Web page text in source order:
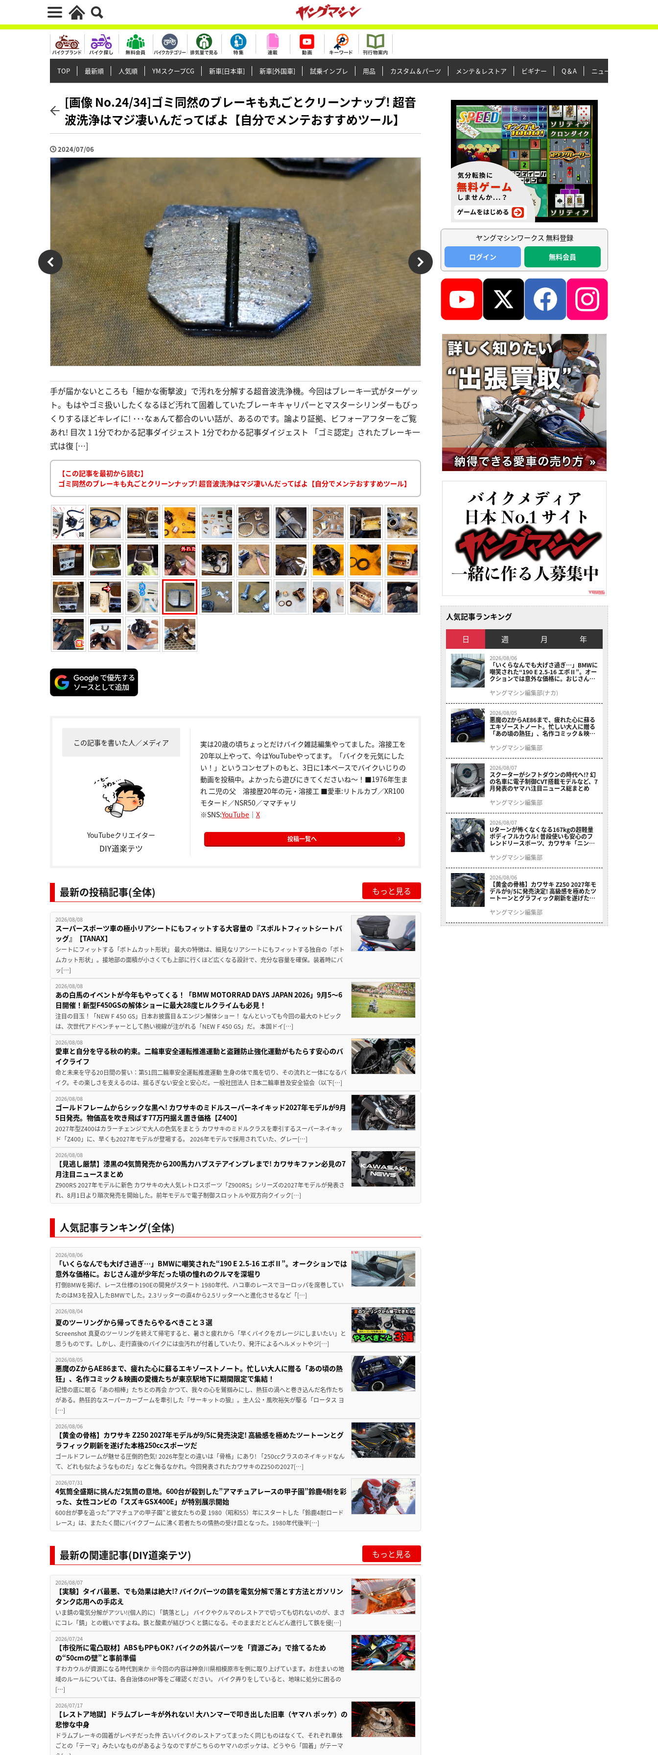
TOP 最新順 人気順 YMスクープCG 新車[日本車] 新車[外国車] 試乗インプレ 用品 カスタム＆パーツ メンテ＆レストア ビギナー Q＆A ニュース＆トピックス
[画像 No.24/34]ゴミ同然のブレーキも丸ごとクリーンナップ! 超音
波洗浄はマジ凄いんだってばよ【自分でメンテおすすめツール】
2024/07/06
手が届かないところも「細かな衝撃波」で汚れを分解する超音波洗浄機。今回はブレーキ一式がターゲッ
ト。もはやゴミ扱いしたくなるほど汚れて固着していたブレーキキャリパーとマスターシリンダーもびっ
くりするほどキレイに! ･･･なぁんて都合のいい話が、あるのです。論より証拠、ビフォーアフターをご覧
あれ! 目次 1 1分でわかる記事ダイジェスト 1分でわかる記事ダイジェスト 「ゴミ認定」されたブレーキ一
式は復 […]
【この記事を最初から読む】
ゴミ同然のブレーキも丸ごとクリーンナップ! 超音波洗浄はマジ凄いんだってばよ【自分でメンテおすすめツール】
この記事を書いた人／メディア
YouTubeクリエイター
DIY道楽テツ
実は20歳の頃ちょっとだけバイク雑誌編集やってました。溶接工を
20年以上やって、今はYouTubeやってます。「バイクを元気にした
い！」というコンセプトのもと、3日に1本ペースでバイクいじりの
動画を投稿中。よかったら遊びにきてくださいね～！■1976年生ま
れ 二児の父 溶接歴20年の元・溶接工 ■愛車:リトルカブ／XR100
モタード／NSR50／ママチャリ
※SNS:YouTube｜ X
投稿一覧へ
最新の投稿記事(全体) もっと見る
2026/08/08
スーパースポーツ車の極小リアシートにもフィットする大容量の『スポルトフィットシートバ
ッグ』【TANAX】
シートにフィットする「ボトムカット形状」 最大の特徴は、細見なリアシートにもフィットする独自の「ボト
ムカット形状」。接地部の面積が小さくても上部に行くほど広くなる設計で、充分な容量を確保。装着時にバ
ッ[…]
2026/08/08
あの白馬のイベントが今年もやってくる！「BMW MOTORRAD DAYS JAPAN 2026」9月5〜6
日開催！新型F450GSの解体ショーに最大28度ヒルクライムも必見！
注目の目玉！「NEW F 450 GS」日本お披露目＆エンジン解体ショー！ なんといっても今回の最大のトピック
は、次世代アドベンチャーとして熱い視線が注がれる「NEW F 450 GS」だ。 本国ドイ[…]
2026/08/08
愛車と自分を守る秋の約束。二輪車安全運転推進運動と盗難防止強化運動がもたらす安心のバ
イクライフ
命と未来を守る20日間の誓い：第51回二輪車安全運転推進運動 生身の体で風を切り、その流れと一体になるバ
イク。その楽しさを支えるのは、揺るぎない安全と安心だ。一般社団法人 日本二輪車普及安全協会（以下[…]
2026/08/08
ゴールドフレームからシックな黒へ! カワサキのミドルスーパーネイキッド2027年モデルが9月
5日発売。物価高を吹き飛ばす77万円据え置き価格【Z400】
2027年型Z400はカラーチェンジで大人の色気をまとう カワサキのミドルクラスを牽引するスーパーネイキッ
ド「Z400」に、早くも2027年モデルが登場する。 2026年モデルで採用されていた、グレー[…]
2026/08/08
【見逃し厳禁】漆黒の4気筒発売から200馬力ハブステアインプレまで! カワサキファン必見の7
月注目ニュースまとめ
Z900RS 2027年モデルに新色 カワサキの大人気レトロスポーツ「Z900RS」シリーズの2027年モデルが発表さ
れ、8月1日より順次発売を開始した。前年モデルで電子制御スロットルや双方向クイック[…]
人気記事ランキング(全体)
2026/08/06
「いくらなんでも大げさ過ぎ…」BMWに嘲笑された“190 E 2.5-16 エボⅡ”。オークションでは
意外な価格に。おじさん達が少年だった頃の憧れのクルマを深堀り
打倒BMWを掲げ、レース仕様の190Eの開発がスタート 1980年代、ハコ車のレースでヨーロッパを席巻してい
たのはM3を投入したBMWでした。2.3リッターの直4から2.5リッターへと進化させるなど「[…]
2026/08/04
夏のツーリングから帰ってきたらやるべきこと３選
Screenshot 真夏のツーリングを終えて帰宅すると、暑さと疲れから「早くバイクをガレージにしまいたい」と
思うものです。しかし、走行直後のバイクには虫汚れが付着していたり、発汗によるヘルメットやジ[…]
2026/08/05
悪魔のZからAE86まで、疲れた心に蘇るエキゾーストノート。忙しい大人に贈る「あの頃の熱
狂」、名作コミック＆映画の愛機たちが東京駅地下に期間限定で集結！
記憶の底に眠る「あの相棒」たちとの再会 かつて、我々の心を鷲掴みにし、熱狂の渦へと巻き込んだ名作たち
がある。熱狂的なスーパーカーブームを牽引した『サーキットの狼』。主人公・風吹裕矢が駆る「ロータス ヨ
[…]
2026/08/06
【黄金の骨格】カワサキ Z250 2027年モデルが9/5に発売決定! 高級感を極めたツートーンとグ
ラフィック刷新を遂げた本格250ccスポーツだ
ゴールドフレームが魅せる圧倒的色気! 2026年型との違いは「骨格」にあり! 「250ccクラスのネイキッドなん
て、どれも似たようなものだ」などと侮るなかれ。今回発表されたカワサキのZ250の2027[…]
2026/07/31
4気筒全盛期に挑んだ2気筒の意地。600台が殺到した”アマチュアレースの甲子園”鈴鹿4耐を彩
った、女性コンビの「スズキGSX400E」が特別展示開始
600台が夢を追った”アマチュアの甲子園”と彼女たちの夏 1980（昭和55）年にスタートした「鈴鹿4耐ロード
レース」は、またたく間にバイクブームに沸く若者たちの情熱の受け皿となった。1980年代後半[…]
最新の関連記事(DIY道楽テツ) もっと見る
2026/08/07
【実験】タイパ最悪、でも効果は絶大!? バイクパーツの錆を電気分解で落とす方法とガソリン
タンク応用への手応え
いま錆の電気分解がアツい!(個人的に) 「錆落とし」 バイクやクルマのレストアで切っても切れないのが、まさ
にコレ「錆」との戦いですよね。鉄と酸素が結びつくと錆になる。そのままだとどんどん進行して鉄を侵[…]
2026/07/24
【市役所に電凸取材】ABSもPPもOK? バイクの外装パーツを「資源ごみ」で捨てるため
の“50cmの壁”と事前準備
すわカウルが資源になる時代到来か ※今回の内容は神奈川県相模原市を例に取り上げています。お住まいの地
域のルールについては、各自治体のHP等をご確認ください。 バイク弄りをしていると、地味に処分に困るの
[…]
2026/07/17
【レストア地獄】ドラムブレーキが外れない! 大ハンマーで叩き出した旧車（ヤマハ ポッケ）の
悲惨な中身
ドラムブレーキの固着がレベチだった件 古いバイクのレストアってまったく同じものはなくて、それぞれ車体
ごとの「テーマ」みたいなものがあるようなのですがこちらのヤマハのポッケは、どうやら「固着」がテーマ
ヤングマシンワークス 無料登録
ログイン
無料会員
人気記事ランキング
日 週 月 年
2026/08/06
「いくらなんでも大げさ過ぎ…」BMWに
嘲笑された“190 E 2.5-16 エボⅡ”。オー
クションでは意外な価格に。おじさん達
ヤングマシン編集部(ナカ)
2026/08/05
悪魔のZからAE86まで、疲れた心に蘇る
エキゾーストノート。忙しい大人に贈る
「あの頃の熱狂」、名作コミック＆映画
結！
ヤングマシン編集部
2026/08/07
スクーターがシフトダウンの時代へ!? 幻
の名車に電子制御CVT搭載モデルなど、7
月発表のヤマハ注目ニュース総まとめ
ヤングマシン編集部
2026/08/07
Uターンが怖くなくなる167kgの超軽量
ボディフルカウル! 普段使いも安心のフ
レンドリースポーツ、カワサキ「ニンジ
9/5発売
ヤングマシン編集部
2026/08/06
【黄金の骨格】カワサキ Z250 2027年モ
デルが9/5に発売決定! 高級感を極めたツ
ートーンとグラフィック刷新を遂げた本
ヤングマシン編集部